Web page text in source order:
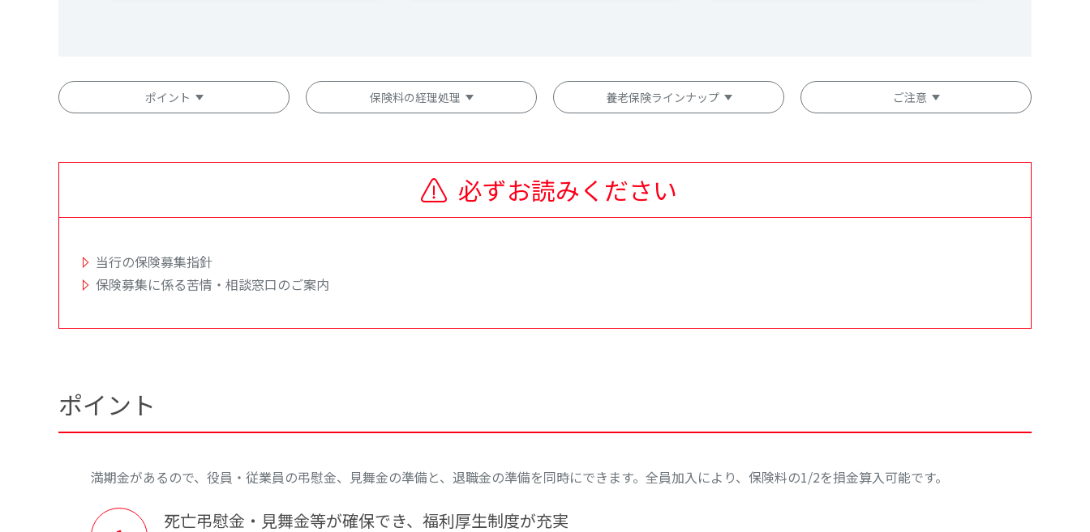
ポイント 保険料の経理処理 養老保険ラインナップ ご注意
必ずお読みください
当行の保険募集指針
保険募集に係る苦情・相談窓口のご案内
ポイント
満期金があるので、役員・従業員の弔慰金、見舞金の準備と、退職金の準備を同時にできます。全員加入により、保険料の1/2を損金算入可能です。
死亡弔慰金・見舞金等が確保でき、福利厚生制度が充実